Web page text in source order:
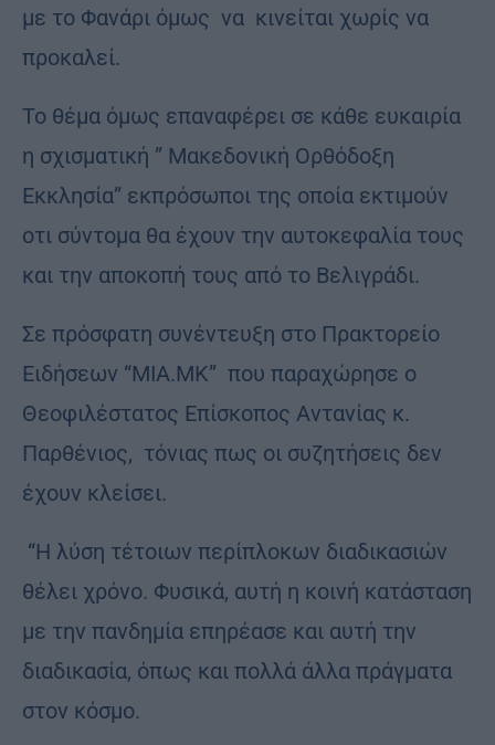
με το Φανάρι όμως να κινείται χωρίς να
προκαλεί.
Το θέμα όμως επαναφέρει σε κάθε ευκαιρία
η σχισματική ” Μακεδονική Ορθόδοξη
Εκκλησία” εκπρόσωποι της οποία εκτιμούν
οτι σύντομα θα έχουν την αυτοκεφαλία τους
και την αποκοπή τους από το Βελιγράδι.
Σε πρόσφατη συνέντευξη στο Πρακτορείο
Ειδήσεων “ΜΙΑ.ΜΚ” που παραχώρησε ο
Θεοφιλέστατος Επίσκοπος Αντανίας κ.
Παρθένιος, τόνιας πως οι συζητήσεις δεν
έχουν κλείσει.
“Η λύση τέτοιων περίπλοκων διαδικασιών
θέλει χρόνο. Φυσικά, αυτή η κοινή κατάσταση
με την πανδημία επηρέασε και αυτή την
διαδικασία, όπως και πολλά άλλα πράγματα
στον κόσμο.